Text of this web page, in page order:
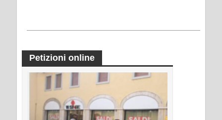
Petizioni online